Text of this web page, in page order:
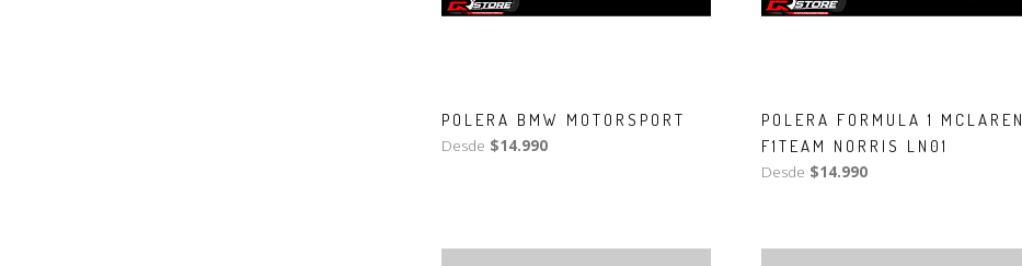
POLERA BMW MOTORSPORT
Desde $14.990
POLERA FORMULA 1 MCLAREN
F1TEAM NORRIS LN01
Desde $14.990